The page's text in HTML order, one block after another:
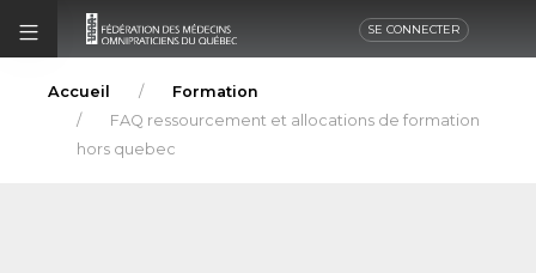
SE CONNECTER
Accueil
Formation
FAQ ressourcement et allocations de formation
hors quebec